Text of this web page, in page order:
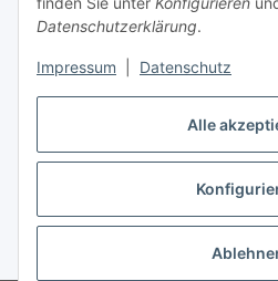
Alle
Datenschutzerklärung.
Impressum Datenschutz
Informationen
Gesetzliche Informationen
Vertrag
* Alle Preise inkl. gesetzlicher USt., zzgl.